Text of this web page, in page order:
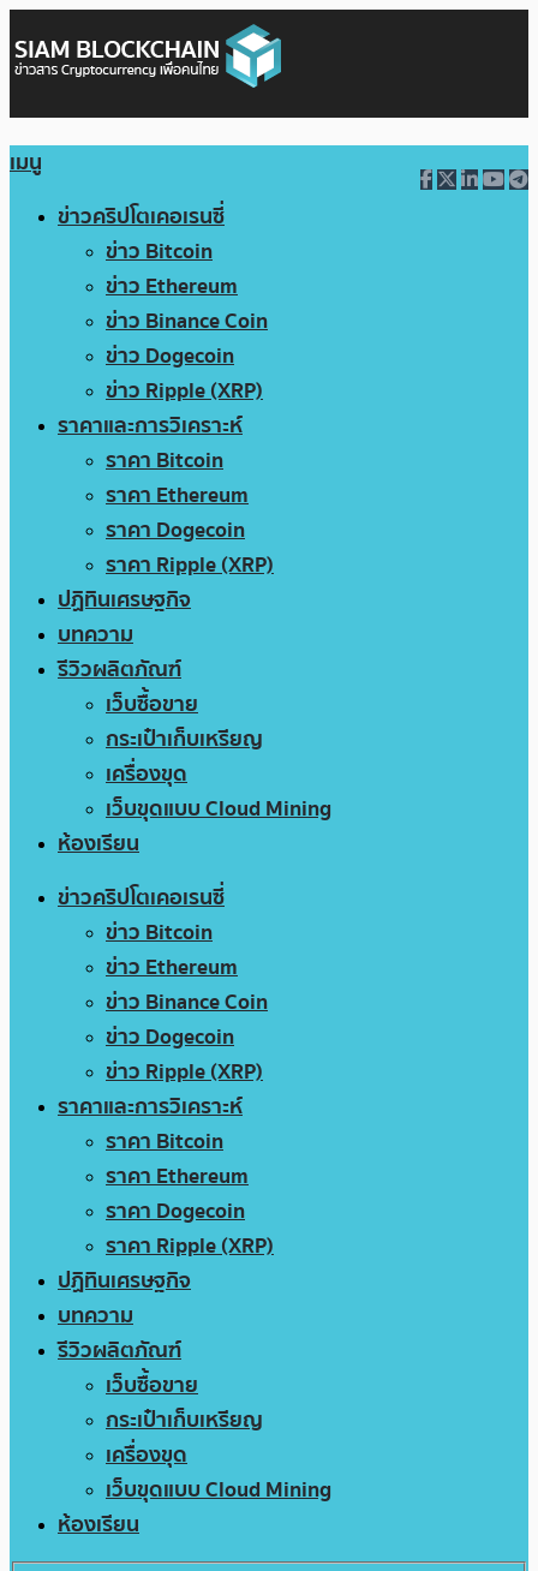
เมนู
ข่าวคริปโตเคอเรนซี่
ข่าว Bitcoin
ข่าว Ethereum
ข่าว Binance Coin
ข่าว Dogecoin
ข่าว Ripple (XRP)
ราคาและการวิเคราะห์
ราคา Bitcoin
ราคา Ethereum
ราคา Dogecoin
ราคา Ripple (XRP)
ปฏิทินเศรษฐกิจ
บทความ
รีวิวผลิตภัณฑ์
เว็บซื้อขาย
กระเป๋าเก็บเหรียญ
เครื่องขุด
เว็บขุดแบบ Cloud Mining
ห้องเรียน
ข่าวคริปโตเคอเรนซี่
ข่าว Bitcoin
ข่าว Ethereum
ข่าว Binance Coin
ข่าว Dogecoin
ข่าว Ripple (XRP)
ราคาและการวิเคราะห์
ราคา Bitcoin
ราคา Ethereum
ราคา Dogecoin
ราคา Ripple (XRP)
ปฏิทินเศรษฐกิจ
บทความ
รีวิวผลิตภัณฑ์
เว็บซื้อขาย
กระเป๋าเก็บเหรียญ
เครื่องขุด
เว็บขุดแบบ Cloud Mining
ห้องเรียน